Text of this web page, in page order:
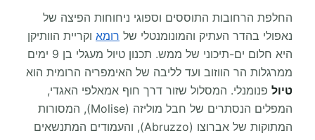
החלפת הרחובות התוססים וספוגי ניחוחות הפיצה של
נאפולי בהדר העתיק והמונומנטלי של רומא וקריית הוותיקן
היא חלום ים-תיכוני של ממש. תכנון טיול מעגלי בן 9 ימים
ממרגלות הר הווזוב ועד לליבה של האימפריה הרומית הוא
טיול פנומנלי. המסלול שזור דרך חוף אמאלפי האגדי,
המפלים הנסתרים של חבל מוליזה (Molise), המסורות
המתוקות של אברוצו (Abruzzo), והעמודים המתנשאים